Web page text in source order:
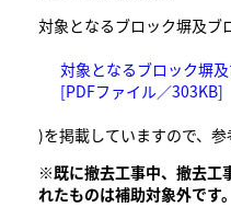
対象となるブロック塀及ブ
対象となるブロック塀
[PDFファイル／303KB]
)を掲載していますので、参
※既に撤去工事中、撤去工
れたものは補助対象外です。